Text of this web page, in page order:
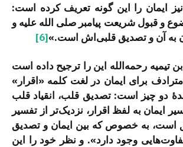
ایمان را این گونه تعریف کرده است:
و قبول شریعت پیامبر صلی الله علیه و
به آن و تصدیق قلبی‌­اش است.»[6]
تیمیه رحمه‌الله این را ترجیح داده است
برای ایمان در لغت کلمه «اقرار»
دو چیز است: تصدیق قلب، انقیاد قلب
ایمان به لفظ اقرار، نزدیک‌تر از تفسیر
است، به خصوص که بین ایمان و تصدیق
وجود دارد». و نظر خود را این